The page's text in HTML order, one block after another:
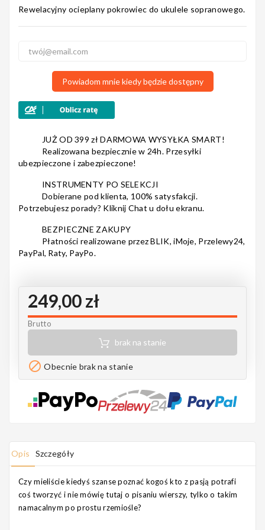
Nagłośnienie
Kursy/Szkolenia
Rainbow
MAHILELE
Ortega
Usługi
Rewelacyjny ocieplany pokrowiec do ukulele sopranowego.
Powiadom mnie kiedy będzie dostępny
JUŻ OD 399 zł DARMOWA WYSYŁKA SMART!
Realizowana bezpiecznie w 24h. Przesyłki
ubezpieczone i zabezpieczone!
INSTRUMENTY PO SELEKCJI
Dobierane pod klienta, 100% satysfakcji.
Potrzebujesz porady? Kliknij Chat u dołu ekranu.
BEZPIECZNE ZAKUPY
Płatności realizowane przez BLIK, iMoje, Przelewy24,
PayPal, Raty, PayPo.
249,00 zł
Brutto
brak na stanie
 Obecnie brak na stanie
Opis Szczegóły
Czy mieliście kiedyś szanse poznać kogoś kto z pasją potrafi
coś tworzyć i nie mówię tutaj o pisaniu wierszy, tylko o takim
namacalnym po prostu rzemiośle?